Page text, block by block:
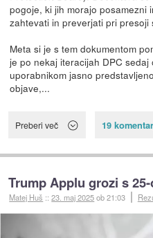
pogoje, ki jih morajo posamezni
zahtevati in preverjati pri presoji
Meta si je s tem dokumentom
je po nekaj iteracijah DPC
uporabnikom jasno
objave,...
Preberi več 19
Trump Applu grozi s
Matej Huš ::23. maj 2025ob 21:03